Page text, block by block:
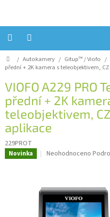
Úvod
Obchodní
podmínky
Návody,
FIRMWARE
testy
Domů
/ Autokamery / Gitup™ / Viofo /
přední + 2K kamera s teleobjektivem,
VIOFO A229 PRO
přední + 2K
teleobjektivem,
aplikace
229PROT
Novinka
Průměrné
0,0
5
Neohodnoceno